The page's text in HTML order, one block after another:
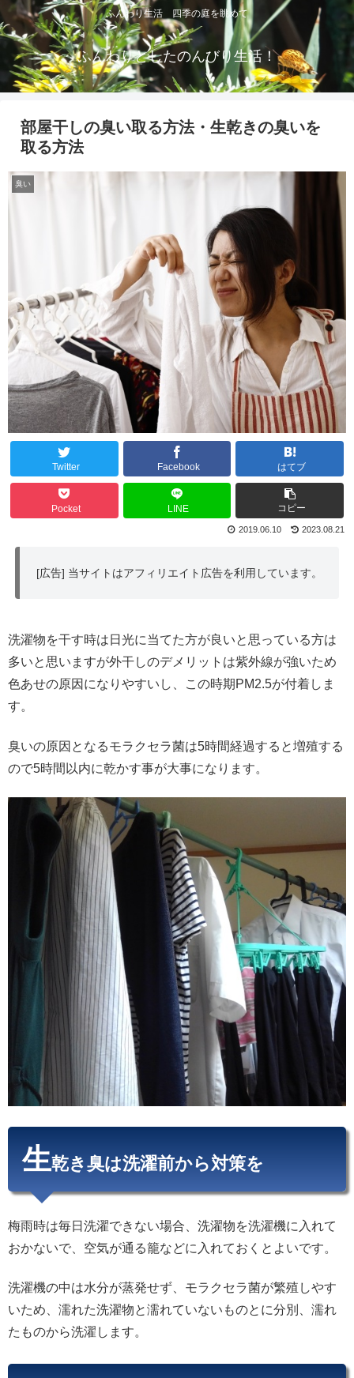
ふんわり生活 四季の庭を眺めて
ふんわりとしたのんびり生活！
部屋干しの臭い取る方法・生乾きの臭いを
取る方法
臭い
Twitter Facebook はてブ
Pocket LINE コピー
2023.08.21
2019.06.10
[広告] 当サイトはアフィリエイト広告を利用しています。
洗濯物を干す時は日光に当てた方が良いと思っている方は
多いと思いますが外干しのデメリットは紫外線が強いため
色あせの原因になりやすいし、この時期PM2.5が付着しま
す。
臭いの原因となるモラクセラ菌は5時間経過すると増殖する
ので5時間以内に乾かす事が大事になります。
生乾き臭は洗濯前から対策を
梅雨時は毎日洗濯できない場合、洗濯物を洗濯機に入れて
おかないで、空気が通る籠などに入れておくとよいです。
洗濯機の中は水分が蒸発せず、モラクセラ菌が繁殖しやす
いため、濡れた洗濯物と濡れていないものとに分別、濡れ
たものから洗濯します。